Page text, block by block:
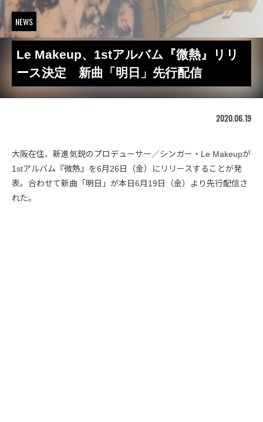
NEWS
Le Makeup、1stアルバム『微熱』リリ
ース決定 新曲「明日」先行配信
2020.06.19
大阪在住、新進気鋭のプロデューサー／シンガー・Le Makeupが
1stアルバム『微熱』を6月26日（金）にリリースすることが発
表。合わせて新曲「明日」が本日6月19日（金）より先行配信さ
れた。